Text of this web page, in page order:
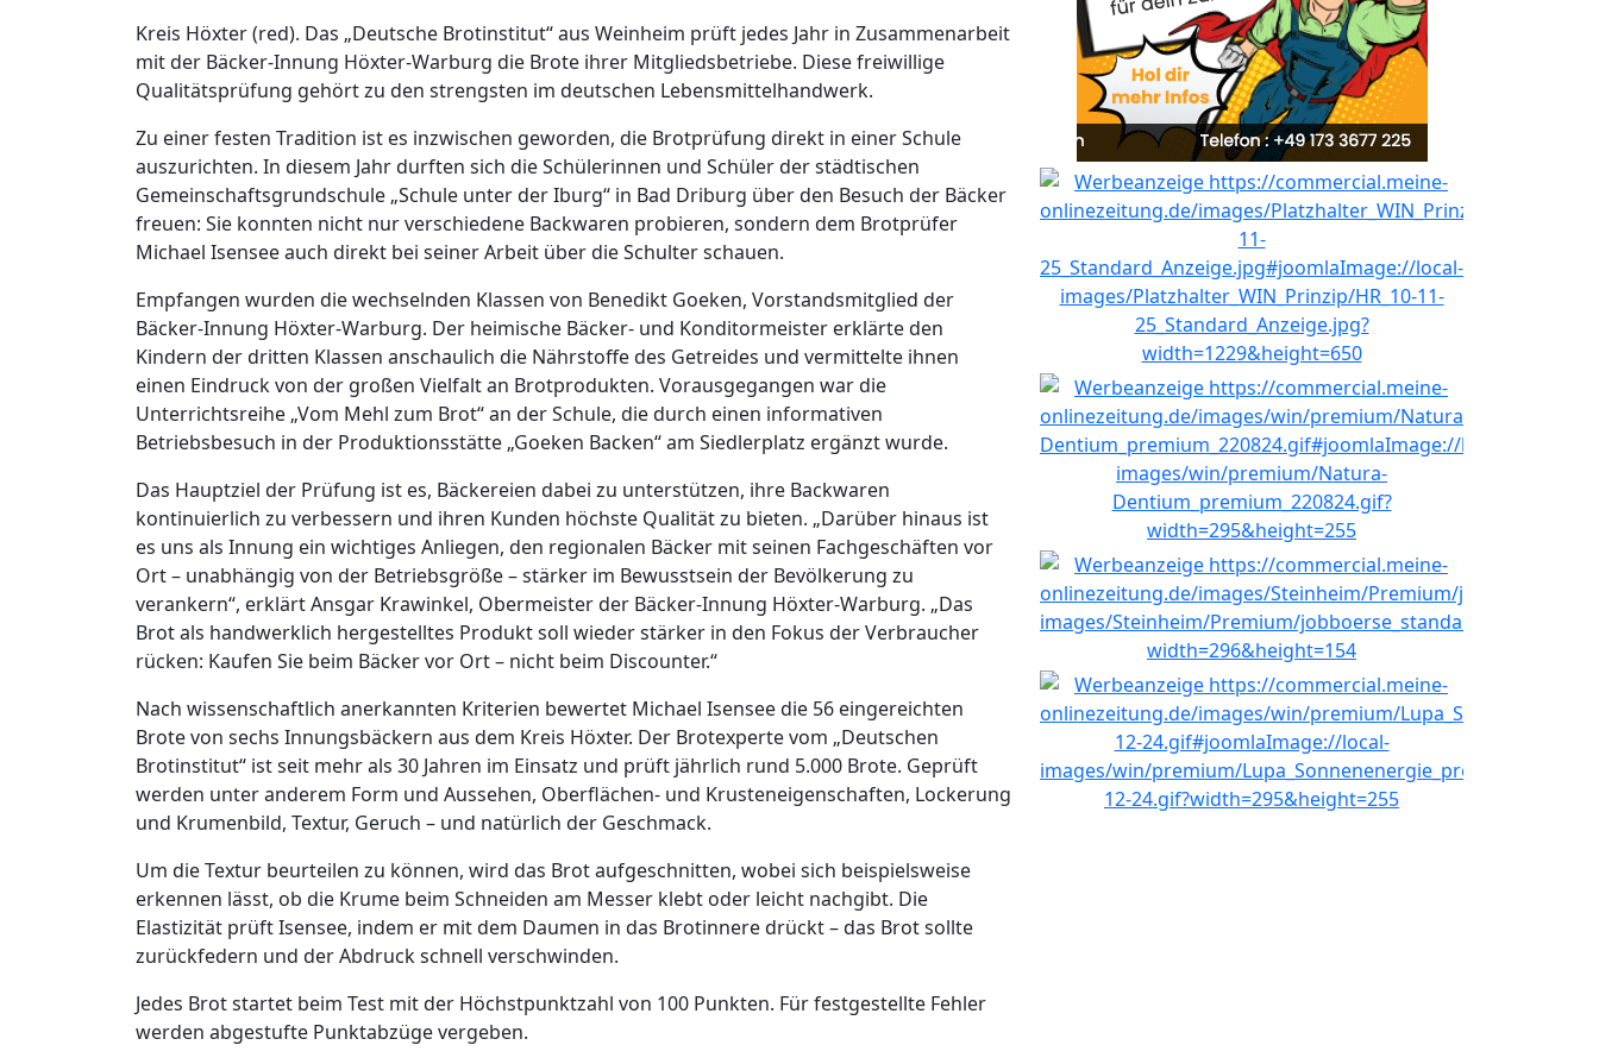
Kreis Höxter (red). Das „Deutsche Brotinstitut“ aus Weinheim prüft jedes Jahr in Zusammenarbeit
mit der Bäcker-Innung Höxter-Warburg die Brote ihrer Mitgliedsbetriebe. Diese freiwillige
Qualitätsprüfung gehört zu den strengsten im deutschen Lebensmittelhandwerk.
Zu einer festen Tradition ist es inzwischen geworden, die Brotprüfung direkt in einer Schule
auszurichten. In diesem Jahr durften sich die Schülerinnen und Schüler der städtischen
Gemeinschaftsgrundschule „Schule unter der Iburg“ in Bad Driburg über den Besuch der Bäcker
freuen: Sie konnten nicht nur verschiedene Backwaren probieren, sondern dem Brotprüfer
Michael Isensee auch direkt bei seiner Arbeit über die Schulter schauen.
Empfangen wurden die wechselnden Klassen von Benedikt Goeken, Vorstandsmitglied der
Bäcker-Innung Höxter-Warburg. Der heimische Bäcker- und Konditormeister erklärte den
Kindern der dritten Klassen anschaulich die Nährstoffe des Getreides und vermittelte ihnen
einen Eindruck von der großen Vielfalt an Brotprodukten. Vorausgegangen war die
Unterrichtsreihe „Vom Mehl zum Brot“ an der Schule, die durch einen informativen
Betriebsbesuch in der Produktionsstätte „Goeken Backen“ am Siedlerplatz ergänzt wurde.
Das Hauptziel der Prüfung ist es, Bäckereien dabei zu unterstützen, ihre Backwaren
kontinuierlich zu verbessern und ihren Kunden höchste Qualität zu bieten. „Darüber hinaus ist
es uns als Innung ein wichtiges Anliegen, den regionalen Bäcker mit seinen Fachgeschäften vor
Ort – unabhängig von der Betriebsgröße – stärker im Bewusstsein der Bevölkerung zu
verankern“, erklärt Ansgar Krawinkel, Obermeister der Bäcker-Innung Höxter-Warburg. „Das
Brot als handwerklich hergestelltes Produkt soll wieder stärker in den Fokus der Verbraucher
rücken: Kaufen Sie beim Bäcker vor Ort – nicht beim Discounter.“
Nach wissenschaftlich anerkannten Kriterien bewertet Michael Isensee die 56 eingereichten
Brote von sechs Innungsbäckern aus dem Kreis Höxter. Der Brotexperte vom „Deutschen
Brotinstitut“ ist seit mehr als 30 Jahren im Einsatz und prüft jährlich rund 5.000 Brote. Geprüft
werden unter anderem Form und Aussehen, Oberflächen- und Krusteneigenschaften, Lockerung
und Krumenbild, Textur, Geruch – und natürlich der Geschmack.
Um die Textur beurteilen zu können, wird das Brot aufgeschnitten, wobei sich beispielsweise
erkennen lässt, ob die Krume beim Schneiden am Messer klebt oder leicht nachgibt. Die
Elastizität prüft Isensee, indem er mit dem Daumen in das Brotinnere drückt – das Brot sollte
zurückfedern und der Abdruck schnell verschwinden.
Jedes Brot startet beim Test mit der Höchstpunktzahl von 100 Punkten. Für festgestellte Fehler
werden abgestufte Punktabzüge vergeben.